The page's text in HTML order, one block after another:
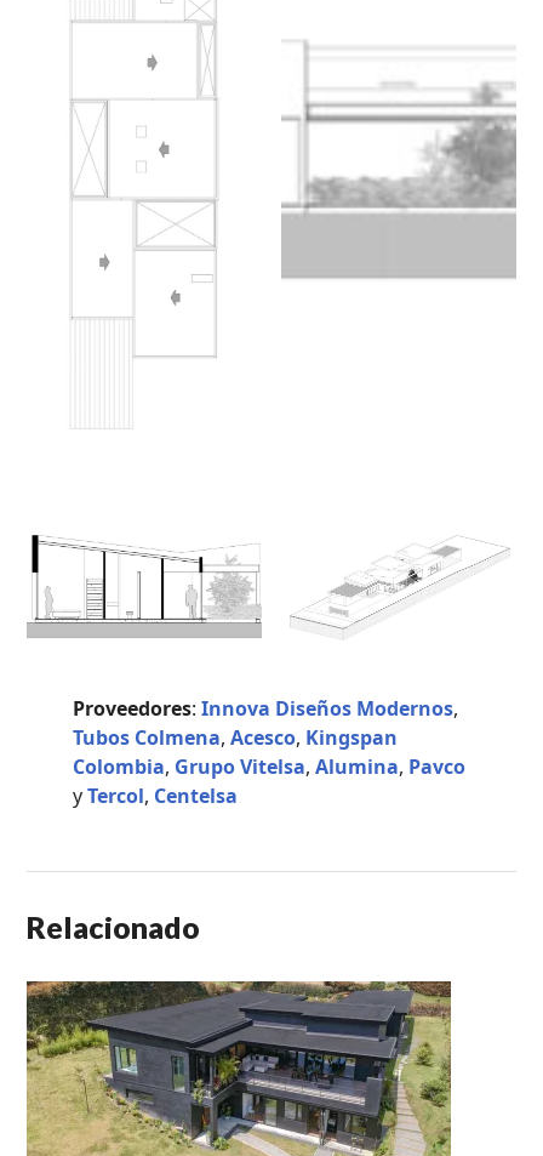
Proveedores:Innova Diseños Modernos,
Tubos Colmena,Acesco, Kingspan
Colombia, Grupo Vitelsa,Alumina, Pavco
yTercol, Centelsa
Relacionado